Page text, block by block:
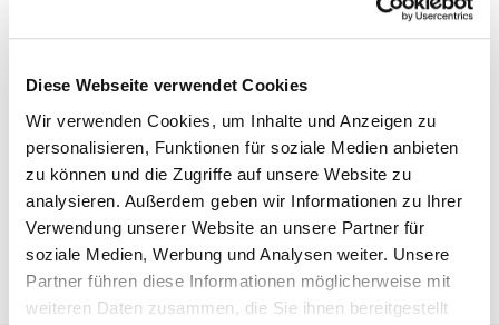
Diese Webseite verwendet Cookies
Wir verwenden Cookies, um Inhalte und Anzeigen zu
personalisieren, Funktionen für soziale Medien anbieten
zu können und die Zugriffe auf unsere Website zu
analysieren. Außerdem geben wir Informationen zu Ihrer
Verwendung unserer Website an unsere Partner für
soziale Medien, Werbung und Analysen weiter. Unsere
Partner führen diese Informationen möglicherweise mit
weiteren Daten zusammen, die Sie ihnen bereitgestellt
Details
Bewertungen